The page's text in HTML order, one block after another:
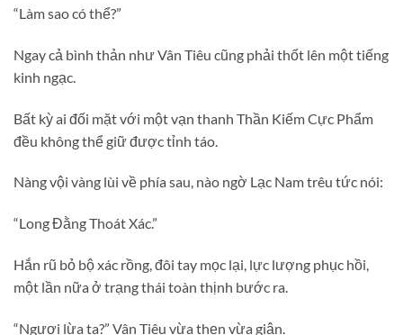
“Làm sao có thể?”
Ngay cả bình thản như Vân Tiêu cũng phải thốt lên một tiếng
kinh ngạc.
Bất kỳ ai đối mặt với một vạn thanh Thần Kiếm Cực Phẩm
đều không thể giữ được tỉnh táo.
Nàng vội vàng lùi về phía sau, nào ngờ Lạc Nam trêu tức nói:
“Long Đằng Thoát Xác.”
Hắn rũ bỏ bộ xác rồng, đôi tay mọc lại, lực lượng phục hồi,
một lần nữa ở trạng thái toàn thịnh bước ra.
“Ngươi lừa ta?” Vân Tiêu vừa thẹn vừa giận.